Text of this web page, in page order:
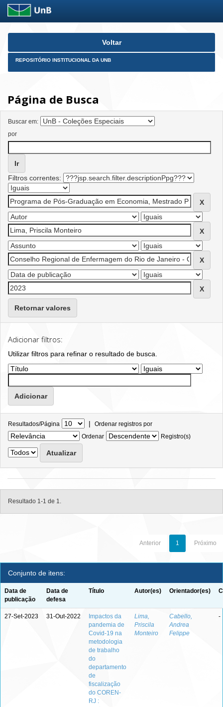
Skip
Voltar
REPOSITÓRIO INSTITUCIONAL DA UNB
Página de Busca
Buscar em:
por
Filtros correntes:
Retornar valores
Adicionar filtros:
Utilizar filtros para refinar o resultado de busca.
Resultados/Página | Ordenar registros por
Ordenar
Registro(s)
Resultado 1-1 de 1.
Anterior 1 Próximo
Conjunto de itens:
Data de
publicação
Data de
defesa
Título Autor(es) Orientador(es)
27-Set-2023 31-Out-2022
Impactos da
pandemia de
Covid-19 na
metodologia
de trabalho
do
departamento
de
fiscalização
do COREN-
RJ :
Lima,
Priscila
Monteiro
Cabello,
Andrea
Felippe
-